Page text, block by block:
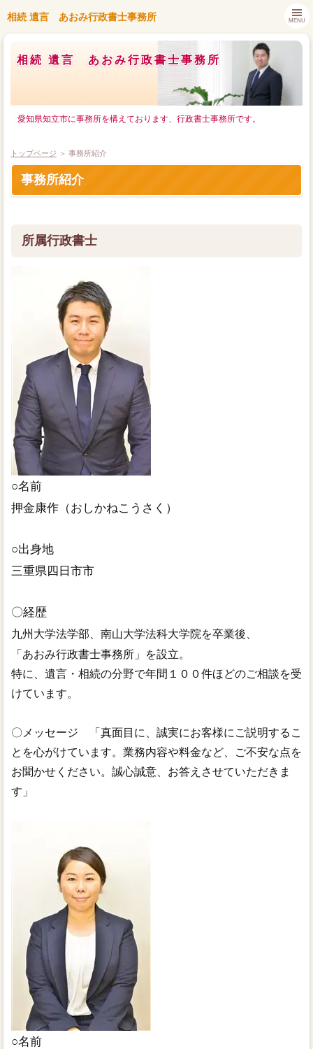
相続 遺言 あおみ行政書士事務所
相続 遺言 あおみ行政書士事務所
愛知県知立市に事務所を構えております、行政書士事務所です。
MENU
相続
遺言
解決事例
事務所紹介
お問い合わせ
トップページ ＞ 事務所紹介
事務所紹介
所属行政書士
○名前
押金康作（おしかねこうさく）
○出身地
三重県四日市市
〇経歴
九州大学法学部、南山大学法科大学院を卒業後、
「あおみ行政書士事務所」を設立。
特に、遺言・相続の分野で年間１００件ほどのご相談を受
けています。
〇メッセージ 「真面目に、誠実にお客様にご説明するこ
とを心がけています。業務内容や料金など、ご不安な点を
お聞かせください。誠心誠意、お答えさせていただきま
す」
○名前